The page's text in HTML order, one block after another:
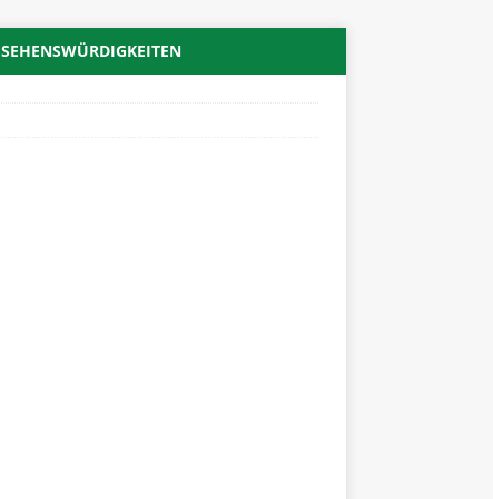
SEHENSWÜRDIGKEITEN